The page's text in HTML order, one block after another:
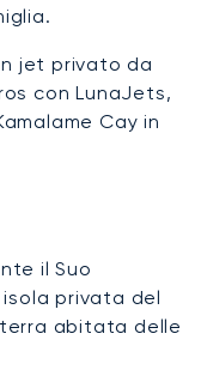
jet privato da
con LunaJets,
Cay in
il Suo
privata del
abitata delle